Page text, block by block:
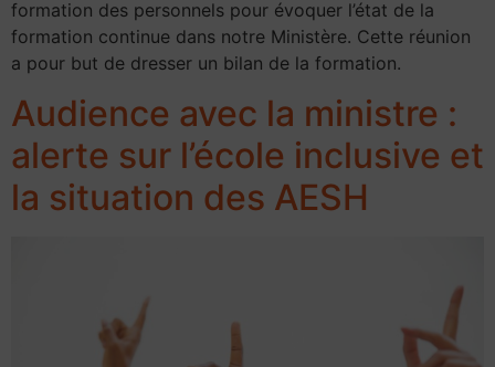
formation des personnels pour évoquer l’état de la
formation continue dans notre Ministère. Cette réunion
a pour but de dresser un bilan de la formation.
Audience avec la ministre :
alerte sur l’école inclusive et
la situation des AESH